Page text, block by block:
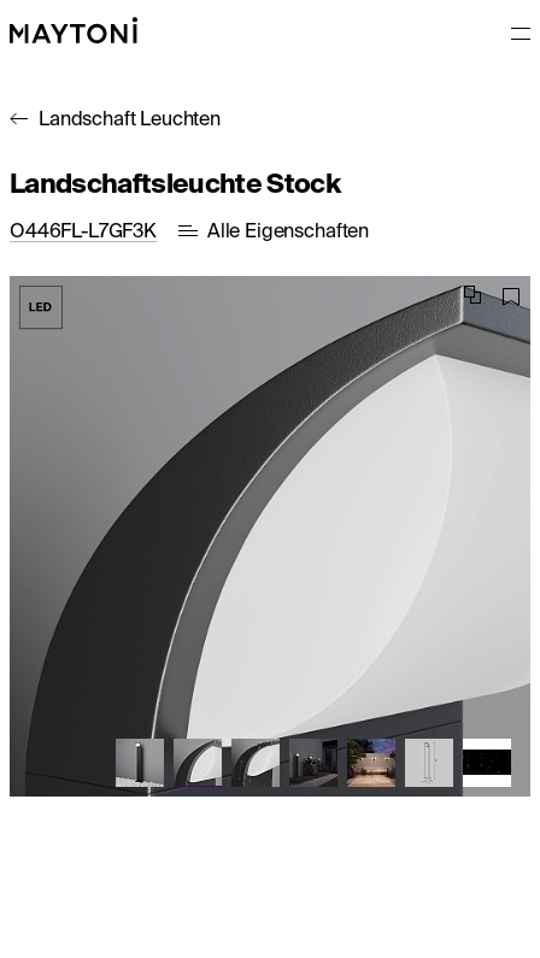
Landschaft Leuchten
Landschaftsleuchte Stock
O446FL-L7GF3K Alle Eigenschaften